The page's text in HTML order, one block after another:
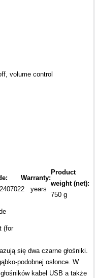
volume control
Warranty:
2 years
Product
weight (net):
750 g
(for
się dwa czarne głośniki.
podobnej osłonce. W
kabel USB a także